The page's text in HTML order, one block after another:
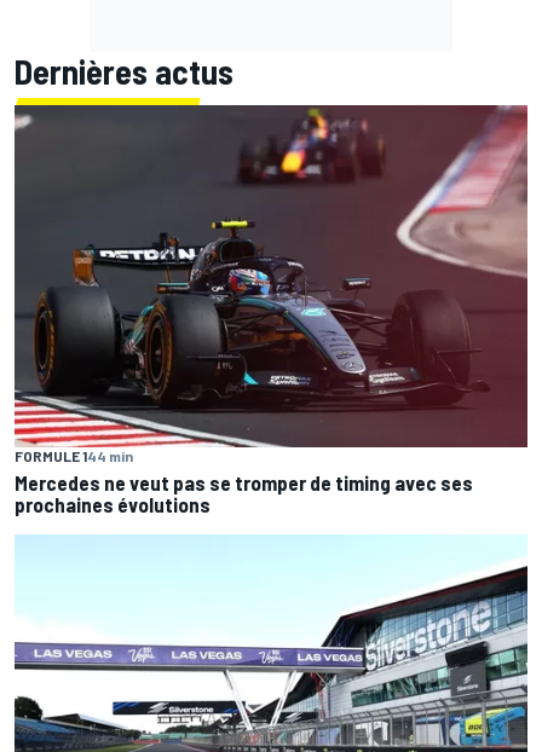
Dernières actus
FORMULE 144 min
Mercedes ne veut pas se tromper de timing avec ses
prochaines évolutions